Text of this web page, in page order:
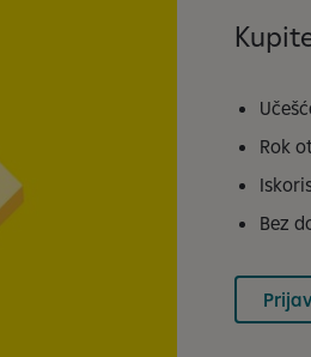
Rok
Bez